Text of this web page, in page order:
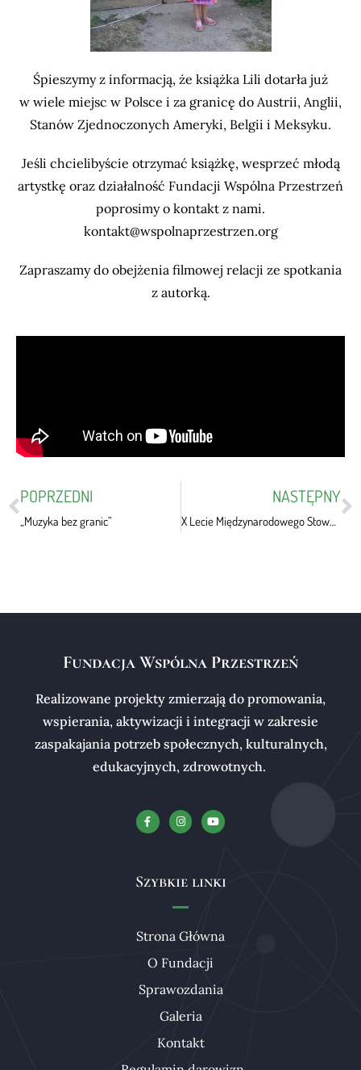
Śpieszymy z informacją, że książka Lili dotarła już
w wiele miejsc w Polsce i za granicę do Austrii, Anglii,
Stanów Zjednoczonych Ameryki, Belgii i Meksyku.
Jeśli chcielibyście otrzymać książkę, wesprzeć młodą
artystkę oraz działalność Fundacji Wspólna Przestrzeń
poprosimy o kontakt z nami.
kontakt@wspolnaprzestrzen.org
Zapraszamy do obejżenia filmowej relacji ze spotkania
z autorką.
POPRZEDNI
„Muzyka bez granic”
NASTĘPNY
X Lecie Międzynarodowego Stowarzyszenia Artystów Autorów Dziennikarzy Prawników Virtualia ART
Fundacja Wspólna Przestrzeń
Realizowane projekty zmierzają do promowania,
wspierania, aktywizacji i integracji w zakresie
zaspakajania potrzeb społecznych, kulturalnych,
edukacyjnych, zdrowotnych.
Szybkie linki
Strona Główna
O Fundacji
Sprawozdania
Galeria
Kontakt